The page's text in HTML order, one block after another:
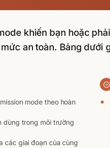
khiến bạn hoặc
an toàn. Bảng dưới
mode theo hoàn
dùng trong môi trường
các giai đoạn của cùng